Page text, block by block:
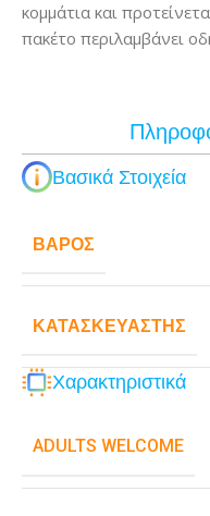
κομμάτια και
πακέτο περιλαμβάνει
Βασικά Στοιχεία
ΒΆΡΟΣ
ΚΑΤΑΣΚΕΥΑΣΤΉΣ
Χαρακτηριστικά
ADULTS WELCOME